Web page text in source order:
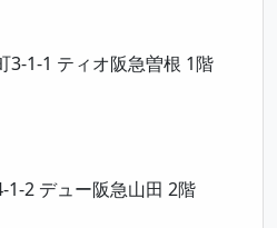
3-1-1 ティオ阪急曽根 1階
1-2 デュー阪急山田 2階